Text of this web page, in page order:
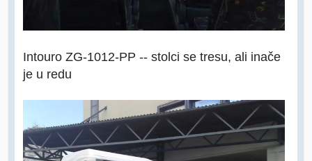
Intouro ZG-1012-PP -- stolci se tresu, ali inače
je u redu